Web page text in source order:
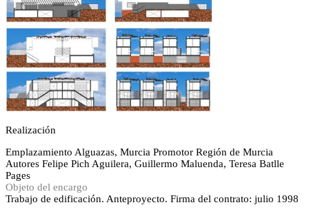
Realización
Emplazamiento Alguazas, Murcia Promotor Región de Murcia
Autores Felipe Pich Aguilera, Guillermo Maluenda, Teresa Batlle
Pages
Objeto del encargo
Trabajo de edificación. Anteproyecto. Firma del contrato: julio 1998